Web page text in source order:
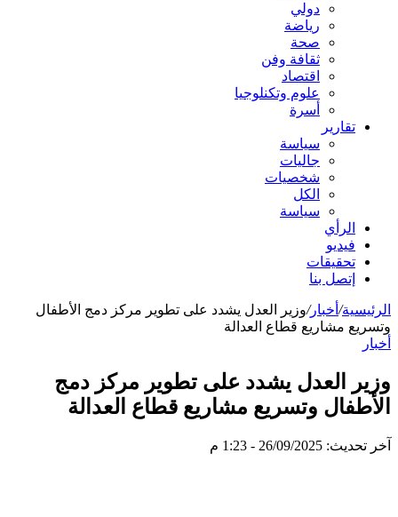
دولي
رياضة
صحة
ثقافة وفن
اقتصاد
علوم وتكنلوجيا
أسرة
تقارير
سياسة
جاليات
شخصيات
الكل
سياسة
الرأي
فيديو
تحقيقات
إتصل بنا
الرئيسية/ أخبار/وزير العدل يشدد على تطوير مركز دمج الأطفال
وتسريع مشاريع قطاع العدالة
أخبار
وزير العدل يشدد على تطوير مركز دمج
الأطفال وتسريع مشاريع قطاع العدالة
آخر تحديث: 26/09/2025 - 1:23 م